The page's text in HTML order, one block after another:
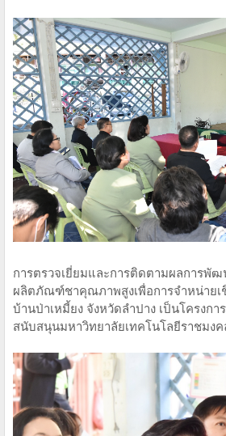
การตรวจเยี่ยมและการติดตามผลการพั
ผลิตภัณฑ์ชาคุณภาพสูงเพื่อการจำหน่าย
บ้านป่าเหมี้ยง จังหวัดลำปาง เป็นโครงกา
สนับสนุนมหาวิทยาลัยเทคโนโลยีราชมง